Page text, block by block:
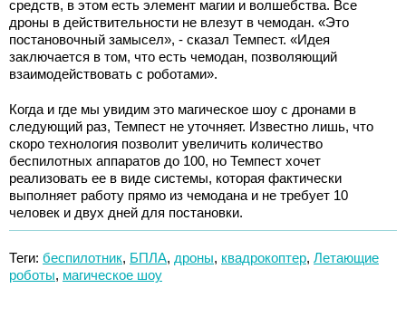
средств, в этом есть элемент магии и волшебства. Все
дроны в действительности не влезут в чемодан. «Это
постановочный замысел», - сказал Темпест. «Идея
заключается в том, что есть чемодан, позволяющий
взаимодействовать с роботами».
Когда и где мы увидим это магическое шоу с дронами в
следующий раз, Темпест не уточняет. Известно лишь, что
скоро технология позволит увеличить количество
беспилотных аппаратов до 100, но Темпест хочет
реализовать ее в виде системы, которая фактически
выполняет работу прямо из чемодана и не требует 10
человек и двух дней для постановки.
Теги: беспилотник, БПЛА, дроны, квадрокоптер, Летающие
роботы, магическое шоу